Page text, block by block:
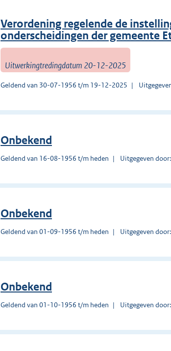
Verordening regelende de
onderscheidingen der gemeente
Uitwerkingtredingdatum 20-12-2025
Geldend van 30-07-1956 t/m 19-12-2025
Onbekend
Geldend van 16-08-1956 t/m heden Uitgegeven
Onbekend
Geldend van 01-09-1956 t/m heden Uitgegeven
Onbekend
Geldend van 01-10-1956 t/m heden Uitgegeven